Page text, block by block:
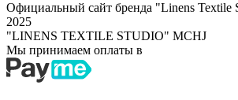
Официальный сайт бренда "Linens Textile
2025
"LINENS TEXTILE STUDIO" MCHJ
Мы принимаем оплаты в